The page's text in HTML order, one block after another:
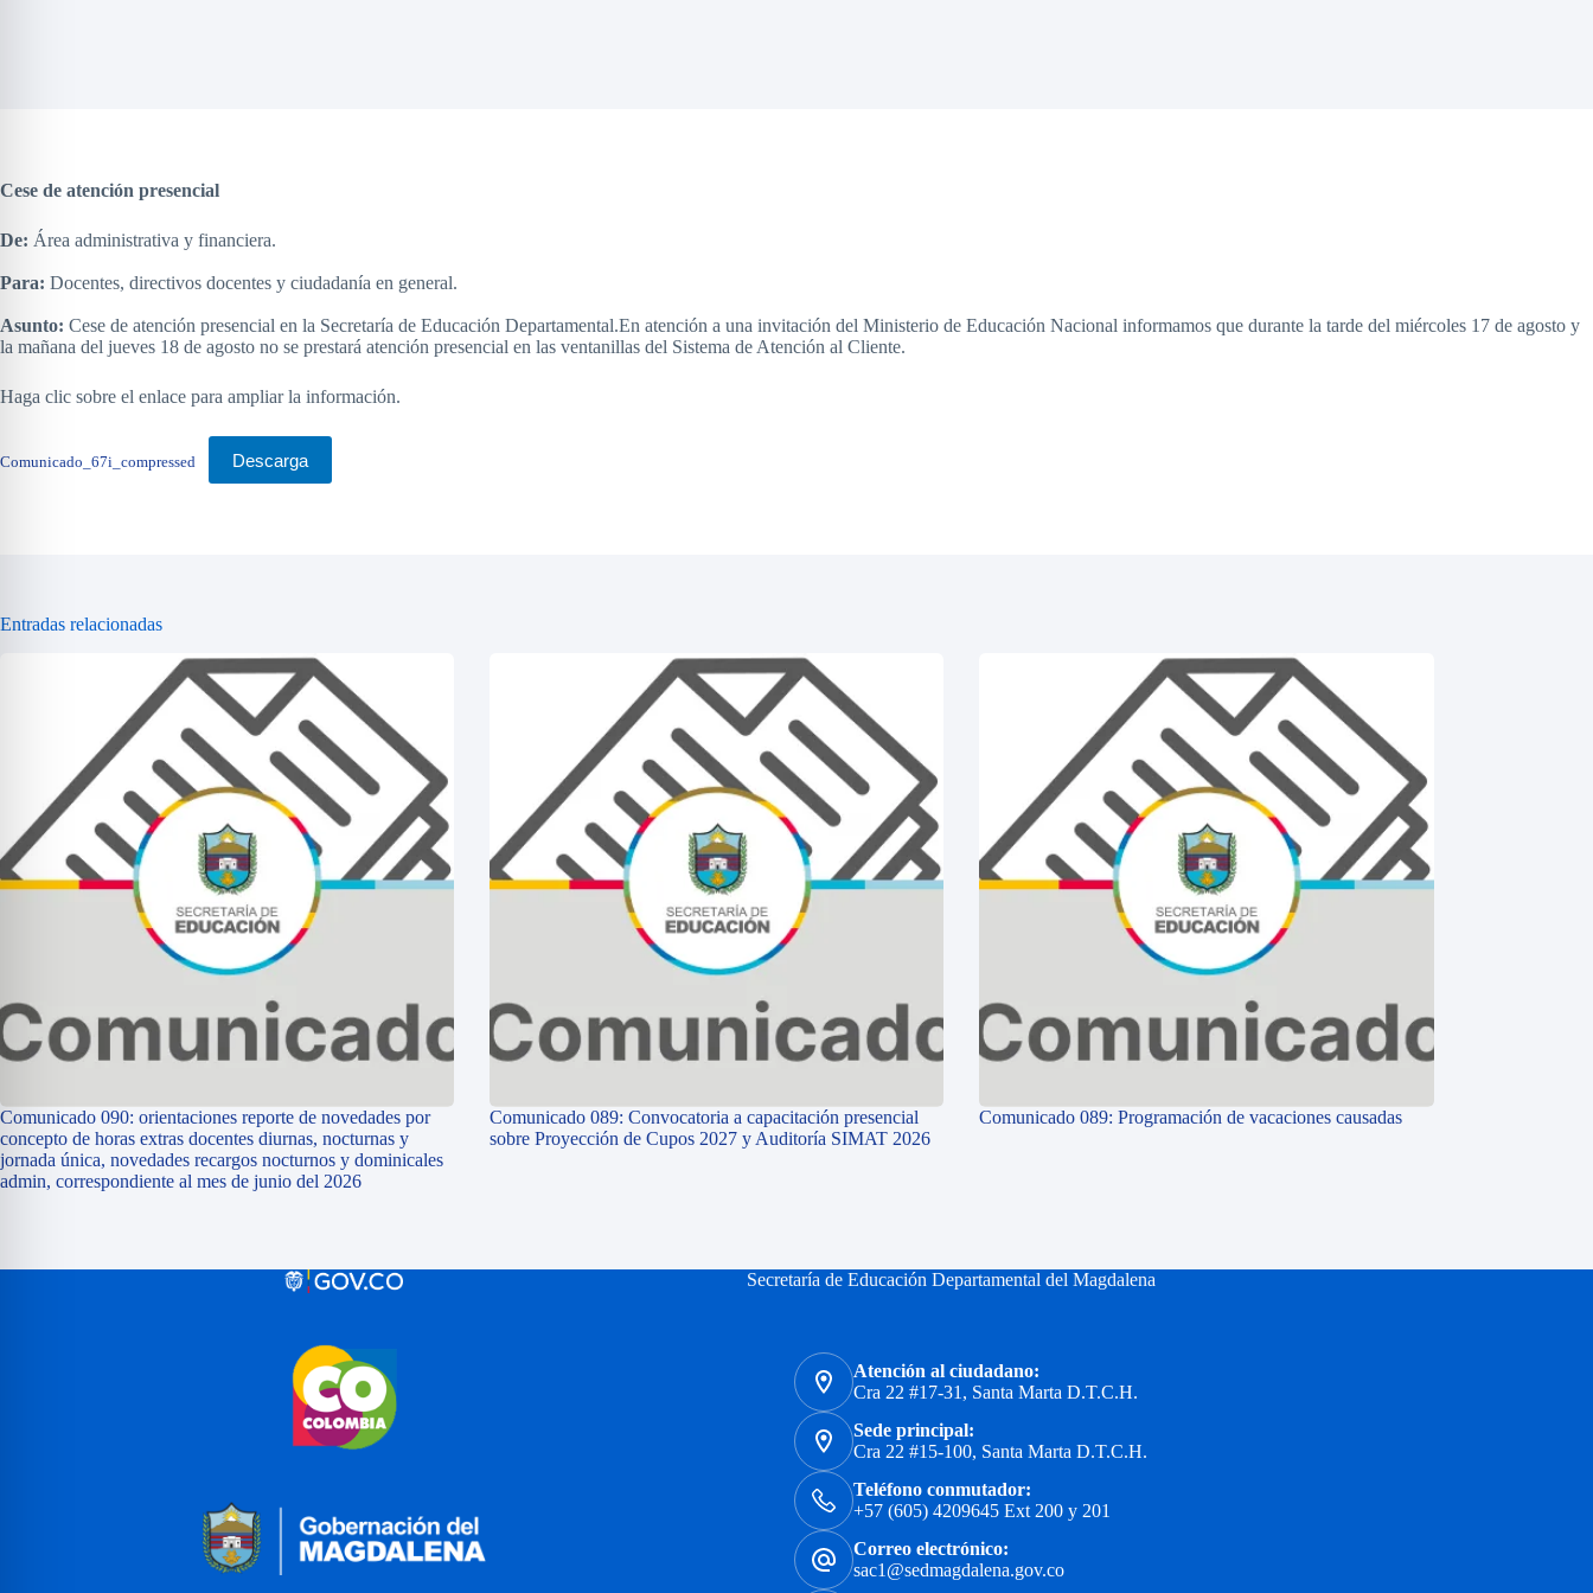
Cese de atención presencial
De: Área administrativa y financiera.
Para: Docentes, directivos docentes y ciudadanía en general.
Asunto: Cese de atención presencial en la Secretaría de Educación Departamental.En atención a una invitación del Ministerio de Educación Nacional informamos que durante la tarde del miércoles 17 de agosto y
la mañana del jueves 18 de agosto no se prestará atención presencial en las ventanillas del Sistema de Atención al Cliente.
Haga clic sobre el enlace para ampliar la información.
Comunicado_67i_compressed Descarga
Entradas relacionadas
Comunicado 090: orientaciones reporte de novedades por
concepto de horas extras docentes diurnas, nocturnas y
jornada única, novedades recargos nocturnos y dominicales
admin, correspondiente al mes de junio del 2026
Comunicado 089: Convocatoria a capacitación presencial
sobre Proyección de Cupos 2027 y Auditoría SIMAT 2026
Comunicado 089: Programación de vacaciones causadas
Secretaría de Educación Departamental del Magdalena
Atención al ciudadano:
Cra 22 #17-31, Santa Marta D.T.C.H.
Sede principal:
Cra 22 #15-100, Santa Marta D.T.C.H.
Teléfono conmutador:
+57 (605) 4209645 Ext 200 y 201
Correo electrónico:
sac1@sedmagdalena.gov.co